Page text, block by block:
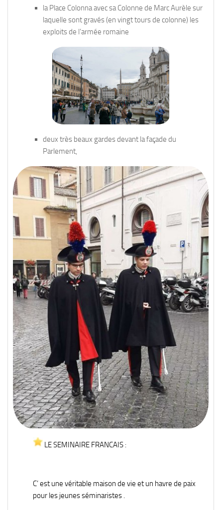
la Place Colonna avec sa Colonne de Marc Aurèle sur
laquelle sont gravés (en vingt tours de colonne) les
exploits de l’armée romaine
deux très beaux gardes devant la façade du
Parlement,
LE SEMINAIRE FRANCAIS :
C’ est une véritable maison de vie et un havre de paix
pour les jeunes séminaristes .